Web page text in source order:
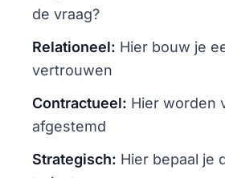
de vraag?
Relationeel: Hier bouw je
vertrouwen
Contractueel: Hier worden
afgestemd
Strategisch: Hier bepaal je